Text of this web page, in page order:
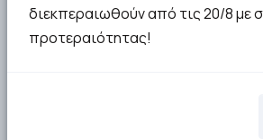
διεκπεραιωθούν από τις 20/8 με
προτεραιότητας!